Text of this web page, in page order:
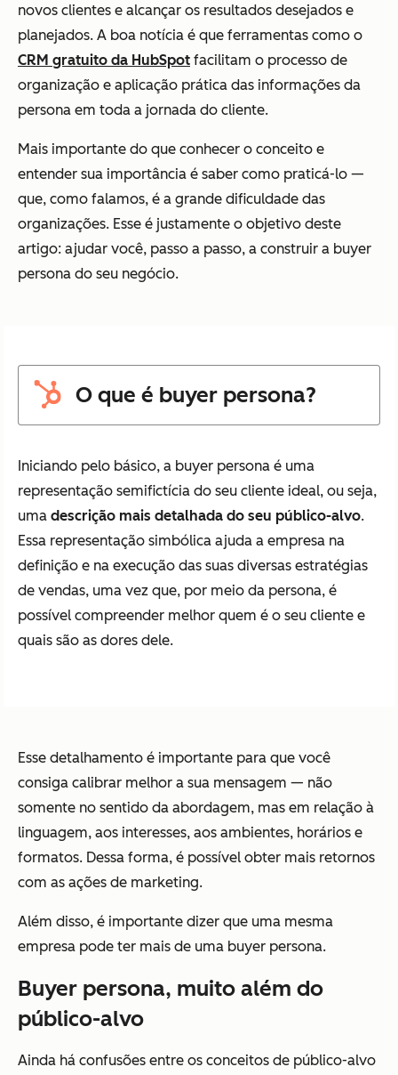
novos clientes e alcançar os resultados desejados e
planejados. A boa notícia é que ferramentas como o
CRM gratuito da HubSpot facilitam o processo de
organização e aplicação prática das informações da
persona em toda a jornada do cliente.
Mais importante do que conhecer o conceito e
entender sua importância é saber como praticá-lo —
que, como falamos, é a grande dificuldade das
organizações. Esse é justamente o objetivo deste
artigo: ajudar você, passo a passo, a construir a buyer
persona do seu negócio.
O que é buyer persona?
Iniciando pelo básico, a buyer persona é uma
representação semifictícia do seu cliente ideal, ou seja,
uma descrição mais detalhada do seu público-alvo.
Essa representação simbólica ajuda a empresa na
definição e na execução das suas diversas estratégias
de vendas, uma vez que, por meio da persona, é
possível compreender melhor quem é o seu cliente e
quais são as dores dele.
Esse detalhamento é importante para que você
consiga calibrar melhor a sua mensagem — não
somente no sentido da abordagem, mas em relação à
linguagem, aos interesses, aos ambientes, horários e
formatos. Dessa forma, é possível obter mais retornos
com as ações de marketing.
Além disso, é importante dizer que uma mesma
empresa pode ter mais de uma buyer persona.
Buyer persona, muito além do
público-alvo
Ainda há confusões entre os conceitos de público-alvo